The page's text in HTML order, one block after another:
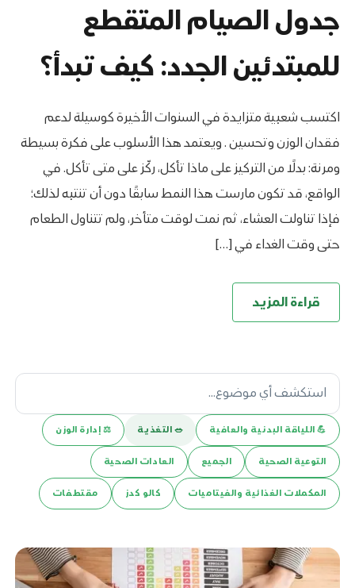
جدول الصيام المتقطع
للمبتدئين الجدد: كيف تبدأ؟
اكتسب شعبية متزايدة في السنوات الأخيرة كوسيلة لدعم
فقدان الوزن وتحسين . ويعتمد هذا الأسلوب على فكرة بسيطة
ومرنة: بدلًا من التركيز على ماذا تأكل، ركّز على متى تأكل. في
الواقع، قد تكون مارست هذا النمط سابقًا دون أن تنتبه لذلك؛
فإذا تناولت العشاء، ثم نمت لوقت متأخر، ولم تتناول الطعام
حتى وقت الغداء في […]
قراءة المزيد
💪️ اللياقة البدنية والعافية 🥗 التغذية ⚖️ إدارة الوزن
التوعية الصحية الجميع العادات الصحية
المكملات الغذائية والفيتاميات كالو كدز مقتطفات